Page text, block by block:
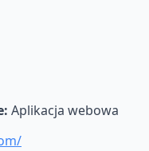
Aplikacja webowa